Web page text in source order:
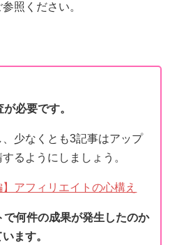
照ください。
必要です。
少なくとも3記事はアップ
るようにしましょう。
】アフィリエイトの心構え
何件の成果が発生したのか
ます。